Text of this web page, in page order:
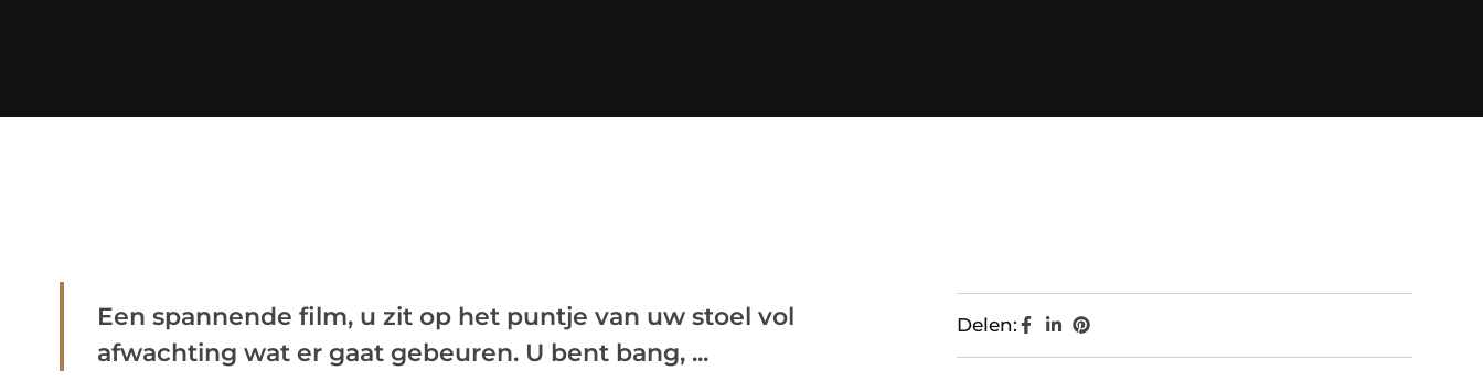
Een spannende film, u zit op het puntje van uw stoel vol
afwachting wat er gaat gebeuren. U bent bang, ...
Delen: